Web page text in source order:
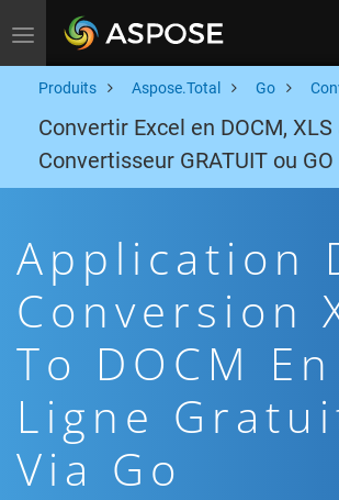
Toggle navigation
Produits Aspose.Total Go
Convertir Excel en DOCM, XLS
Convertisseur GRATUIT ou GO
Application
Conversion
To DOCM En
Ligne
Via Go